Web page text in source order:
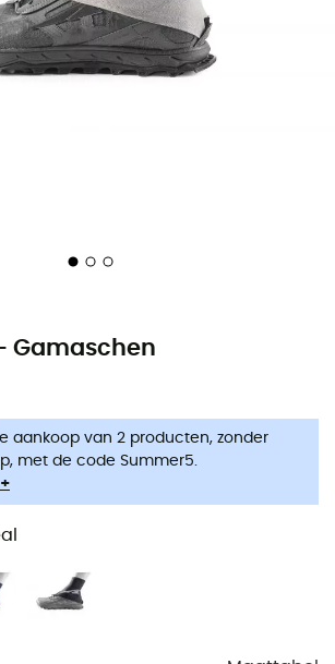
Gamaschen
aankoop van 2 producten, zonder
met de code Summer5.
het merk
te beschermen tijdens je